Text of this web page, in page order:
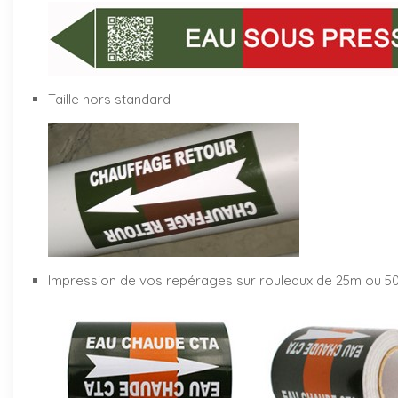
Taille hors standard
Impression de vos repérages sur rouleaux de 25m ou